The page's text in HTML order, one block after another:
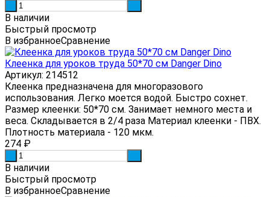
В наличии
Быстрый просмотр
В избранноеСравнение
Клеенка для уроков труда 50*70 см Danger Dino
Артикул: 214512
Клеенка предназначена для многоразового
использования. Легко моется водой. Быстро сохнет.
Размер клеенки: 50*70 см. Занимает немного места и
веса. Складывается в 2/4 раза Материал клеенки - ПВХ.
Плотность материала - 120 мкм.
274 ₽
В наличии
Быстрый просмотр
В избранноеСравнение